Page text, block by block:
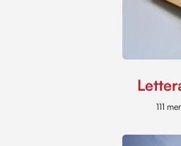
111